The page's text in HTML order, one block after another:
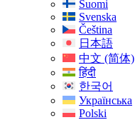
Suomi
Svenska
Čeština
日本語
中文 (简体)
हिंदी
한국어
Українська
Polski